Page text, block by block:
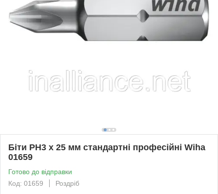
Біти PH3 х 25 мм стандартні професійні Wiha
01659
Готово до відправки
Код: 01659
Роздріб